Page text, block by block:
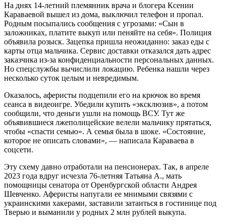
На днях 14-летний племянник врача и блогера Ксении
Караваевой вышел из дома, выключил телефон и пропал.
Родным посыпались сообщения с угрозами: «Сын в
заложниках, платите выкуп или пеняйте на себя». Полиция
объявила розыск. Зацепка пришла неожиданно: заказ еды с
карты отца мальчика. Сервис доставки отказался дать адрес
заказчика из-за конфиденциальности персональных данных.
Но спецслужбы вычислили локацию. Ребенка нашли через
несколько суток целым и невредимым.
Оказалось, аферисты подцепили его на крючок во время
сеанса в видеоигре. Убедили купить «эксклюзив», а потом
сообщили, что деньги ушли на помощь ВСУ. Тут же
объявившиеся лжеполицейские велели мальчику прятаться,
чтобы «спасти семью». А семья была в шоке. «Состояние,
которое не описать словами», — написала Караваева в
соцсети.
Эту схему давно отработали на пенсионерах. Так, в апреле
2023 года вдруг исчезла 76-летняя Татьяна А., мать
помощницы сенатора от Оренбургской области Андрея
Шевченко. Аферисты напугали ее мнимыми связями с
украинскими хакерами, заставили затаиться в гостинице под
Тверью и выманили у родных 2 млн рублей выкупа.